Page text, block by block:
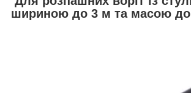
шириною до 3 м та масою до